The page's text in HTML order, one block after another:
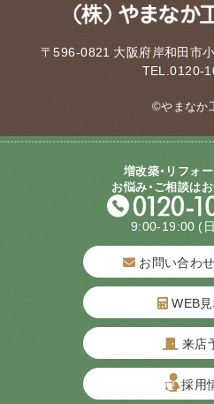
〒596-0821 大阪府岸和田市
TEL.0120-
©やまなか
増改築・リフォ
お悩み・ご相談は
9:00-19:00 (
お問い合わ
WEB
来店
採用